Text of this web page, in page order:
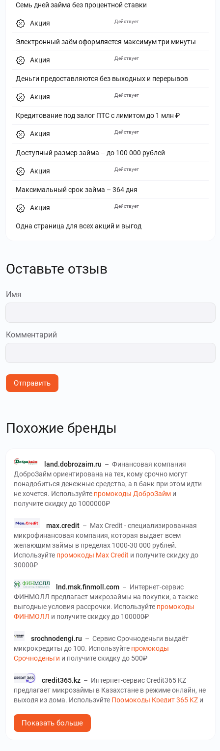
Семь дней займа без процентной ставки
Акция
Электронный заём оформляется максимум три минуты
Действует
Акция
Деньги предоставляются без выходных и перерывов
Действует
Акция
Кредитование под залог ПТС с лимитом до 1 млн ₽
Действует
Акция
Доступный размер займа – до 100 000 рублей
Действует
Акция
Максимальный срок займа – 364 дня
Действует
Акция
Одна страница для всех акций и выгод
Действует
Оставьте отзыв
Имя
Комментарий
Отправить
Похожие бренды
land.dobrozaim.ru – Финансовая компания
ДоброЗайм ориентирована на тех, кому срочно могут
понадобиться денежные средства, а в банк при этом идти
не хочется. Используйте промокоды ДоброЗайм и
получите скидку до 1000000₽
max.credit– Max Credit - специализированная
микрофинансовая компания, которая выдает всем
желающим займы в пределах 1000-30 000 рублей.
Используйте промокоды Max Credit и получите скидку до
30000₽
lnd.msk.finmoll.com– Интернет-сервис
ФИНМОЛЛ предлагает микрозаймы на покупки, а также
выгодные условия рассрочки. Используйте промокоды
ФИНМОЛЛ и получите скидку до 100000₽
srochnodengi.ru – Сервис Срочноденьги выдаёт
микрокредиты до 100. Используйте промокоды
Срочноденьги и получите скидку до 500₽
credit365.kz– Интернет-сервис Credit365 KZ
предлагает микрозаймы в Казахстане в режиме онлайн, не
выходя из дома. Используйте Промокоды Кредит 365 KZ и
creditplus.kz–На сайте CreditPlus KZ у жителей
Показать больше